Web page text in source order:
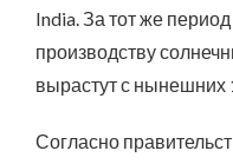
India. За тот же
производству
вырастут с нынешних
Согласно